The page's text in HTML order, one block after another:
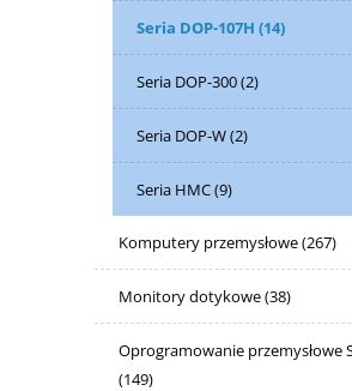
Seria DOP-107H (14)
Seria DOP-300(2)
Seria DOP-W(2)
Seria HMC(9)
Komputery przemysłowe(267)
Monitory dotykowe(38)
Oprogramowanie przemysłowe
(149)